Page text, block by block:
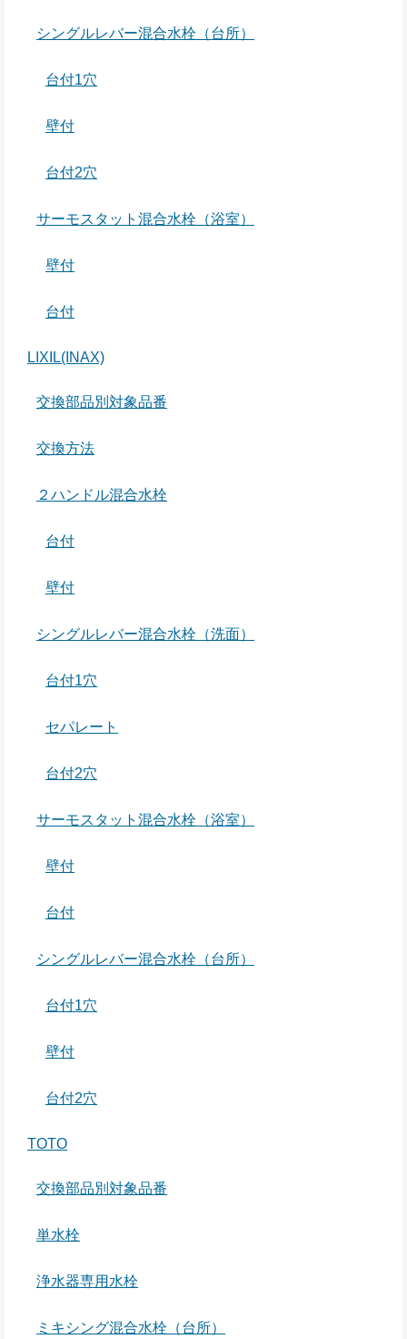
シングルレバー混合水栓（台所）
台付1穴
壁付
台付2穴
サーモスタット混合水栓（浴室）
壁付
台付
LIXIL(INAX)
交換部品別対象品番
交換方法
２ハンドル混合水栓
台付
壁付
シングルレバー混合水栓（洗面）
台付1穴
セパレート
台付2穴
サーモスタット混合水栓（浴室）
壁付
台付
シングルレバー混合水栓（台所）
台付1穴
壁付
台付2穴
TOTO
交換部品別対象品番
単水栓
浄水器専用水栓
ミキシング混合水栓（台所）